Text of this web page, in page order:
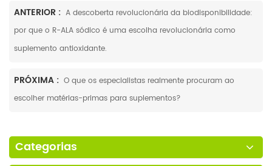
ANTERIOR : A descoberta revolucionária da biodisponibilidade:
por que o R-ALA sódico é uma escolha revolucionária como
suplemento antioxidante.
PRÓXIMA : O que os especialistas realmente procuram ao
escolher matérias-primas para suplementos?
Categorias